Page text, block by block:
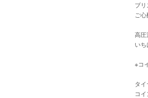
ブ
ご
高圧
い
※コ
タ
コ